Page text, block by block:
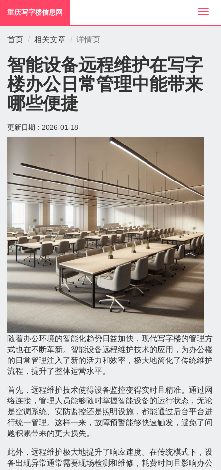
切
换
重庆写字楼信息网
首页 相关文章 详情页
智能设备远程维护在写字
楼办公日常管理中能带来
哪些便捷
更新日期： 2026-01-18
随着办公环境的智能化趋势日益加快，现代写字楼的管理方
式也在不断革新。智能设备远程维护技术的应用，为办公楼
的日常管理注入了新的活力和效率，极大地简化了传统维护
流程，提升了整体运营水平。
首先，远程维护技术使得设备监控变得实时且精准。通过网
络连接，管理人员能够随时掌握智能设备的运行状态，无论
是空调系统、安防监控还是照明设施，都能通过后台平台进
行统一管理。这样一来，故障预警能够快速触发，避免了问
题积累带来的更大损失。
此外，远程维护极大地提升了响应速度。在传统模式下，设
备出现异常通常需要现场检测和维修，耗费时间且影响办公